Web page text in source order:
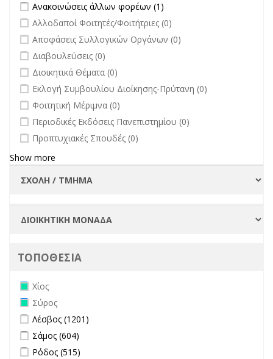
Apply Ανακοινώσεις άλλων φορέων filter
Ανακοινώσεις άλλων φορέων (1)
undefined
Αλλοδαποί Φοιτητές/Φοιτήτριες (0)
undefined
Αποφάσεις Συλλογικών Οργάνων (0)
undefined
Διαβουλεύσεις (0)
undefined
Διοικητικά Θέματα (0)
undefined
Εκλογή Συμβουλίου Διοίκησης-Πρύτανη (0)
undefined
Φοιτητική Μέριμνα (0)
undefined
Περιοδικές Εκδόσεις Πανεπιστημίου (0)
undefined
Προπτυχιακές Σπουδές (0)
Show more
ΤΟΠΟΘΕΣΙΑ
Remove Χίος filter
Χίος
Remove Σύρος filter
Σύρος
Apply Λέσβος filter
Λέσβος (1201)
Apply Σάμος filter
Σάμος (604)
Apply Ρόδος filter
Ρόδος (515)